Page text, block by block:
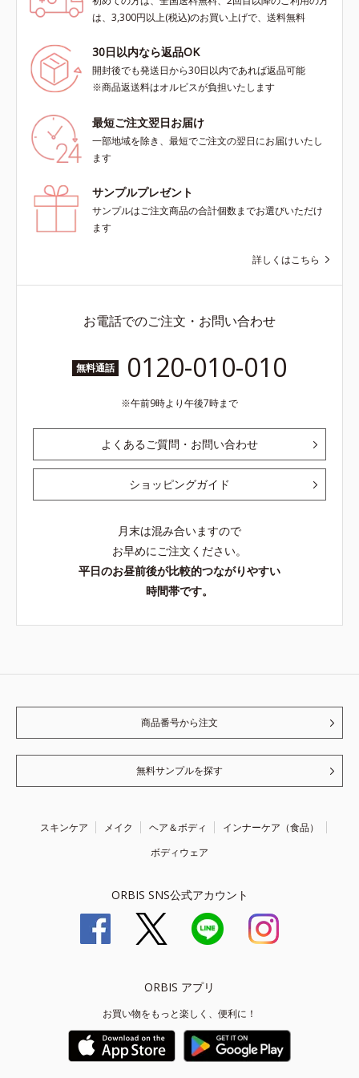
は、3,300円以上(税込)のお買い上げで、送料無料
30日以内なら返品OK
開封後でも発送日から30日以内であれば返品可能
※商品返送料はオルビスが負担いたします
最短ご注文翌日お届け
一部地域を除き、最短でご注文の翌日にお届けいたし
ます
サンプルプレゼント
サンプルはご注文商品の合計個数までお選びいただけ
ます
詳しくはこちら
お電話でのご注文・お問い合わせ
無料通話 0120-010-010
午前9時より午後7時まで
よくあるご質問・お問い合わせ
ショッピングガイド
月末は混み合いますので
お早めにご注文ください。
平日のお昼前後が比較的つながりやすい
時間帯です。
商品番号から注文
無料サンプルを探す
スキンケア メイク ヘア＆ボディ
インナーケア（食品）
ボディウェア
ORBIS SNS公式アカウント
ORBIS アプリ
お買い物をもっと楽しく、便利に！